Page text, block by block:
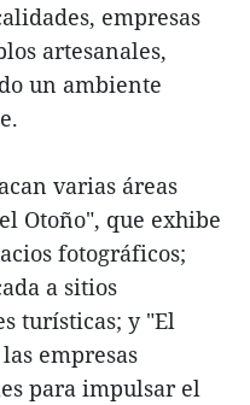
empresas
artesanales,
un ambiente
varias áreas
Otoño", que exhibe
fotográficos;
a sitios
turísticas; y "El
empresas
para impulsar el